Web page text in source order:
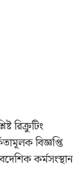
রিক্রুটিং
বিজ্ঞপ্তি
কর্মসংস্থান